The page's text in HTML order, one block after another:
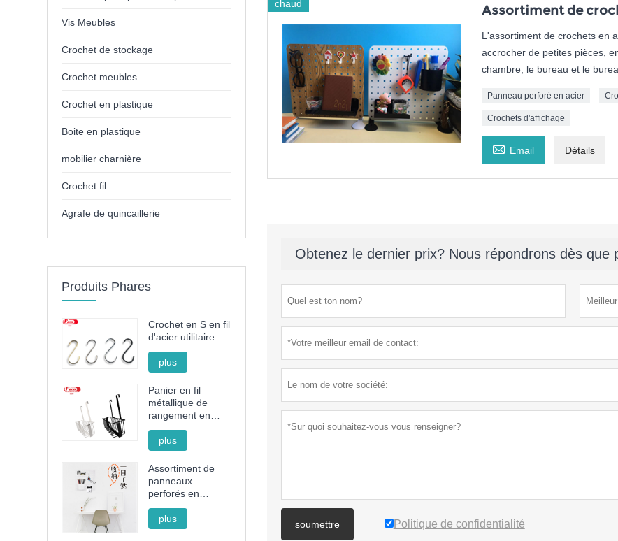
chaud Assortiment de
L'assortiment de crochets en
accrocher de petites pièces,
chambre, le bureau et le
Panneau perforé en acier
Crochets d'affichage
 Email Détails
Obtenez le dernier prix? Nous répondrons dès que
soumettre Politique de confidentialité
Vis Meubles
Crochet de stockage
Crochet meubles
Crochet en plastique
Boite en plastique
mobilier charnière
Crochet fil
Agrafe de quincaillerie
Produits Phares
Crochet en S en fil
d'acier utilitaire
plus
Panier en fil
métallique de
rangement en
acier sans
poinçon
plus
Assortiment de
panneaux
perforés en
plastique noir et
blanc
plus